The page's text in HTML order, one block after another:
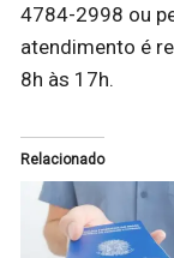
4784-2998 ou
atendimento é
8h às 17h.
Relacionado